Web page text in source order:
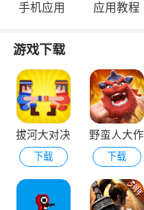
手机应用 应用教程
游戏下载
拔河大对决
下载
野蛮人大作
战外国版
下载